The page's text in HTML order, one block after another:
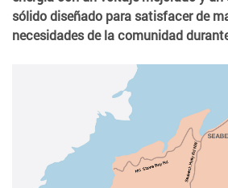
sólido diseñado para satisfacer de
necesidades de la comunidad